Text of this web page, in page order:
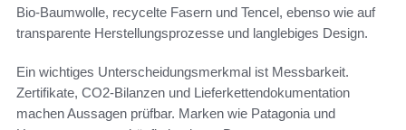
Bio-Baumwolle, recycelte Fasern und Tencel, ebenso wie auf
transparente Herstellungsprozesse und langlebiges Design.
Ein wichtiges Unterscheidungsmerkmal ist Messbarkeit.
Zertifikate, CO2-Bilanzen und Lieferkettendokumentation
machen Aussagen prüfbar. Marken wie Patagonia und